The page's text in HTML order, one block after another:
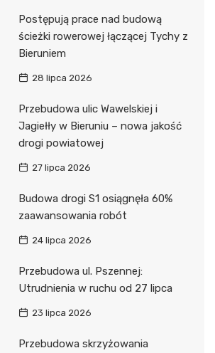
Postępują prace nad budową
ścieżki rowerowej łączącej Tychy z
Bieruniem
28 lipca 2026
Przebudowa ulic Wawelskiej i
Jagiełły w Bieruniu – nowa jakość
drogi powiatowej
27 lipca 2026
Budowa drogi S1 osiągnęła 60%
zaawansowania robót
24 lipca 2026
Przebudowa ul. Pszennej:
Utrudnienia w ruchu od 27 lipca
23 lipca 2026
Przebudowa skrzyżowania